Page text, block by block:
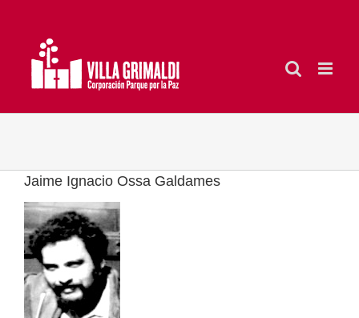
contenido
Jaime Ignacio Ossa Galdames